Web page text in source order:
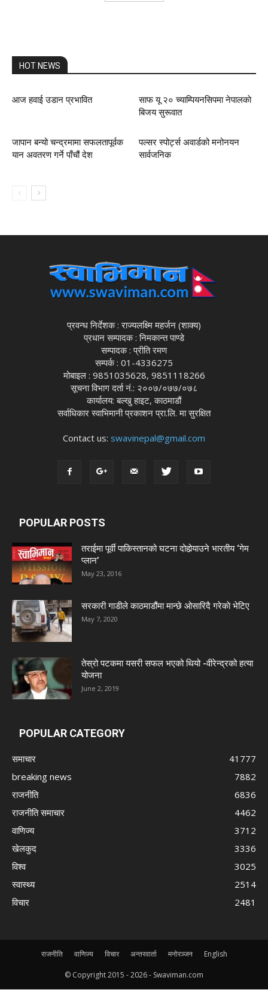
HOT NEWS
आज हवाई उडान प्रभावित
साफ यू २० च्याम्पियनसिपमा नेपालकाे
बिजय सुरूवात
जापान बन्यो चन्द्रमामा सफलतापूर्वक
यान अवतरण गर्ने पाँचौं देश
पल्सर स्पोर्ट्स अवार्डको मनोनयन
सार्वजनिक
प्रवन्ध निर्देशक : राज्यलक्ष्मि महर्जन (शाक्य)
प्रधान सम्पादक : निमकान्त पाण्डे
सम्पादक : प्रीति रमण
सम्पर्क : 01-4336275
मोबाइल : 9851035628, 9851118266
सूचना विभाग दर्ता नं.: २००७/०७७/०७८
कार्यालय: बल्खु हाइट, काठमाडौं
सर्वाधिकार स्वाभिमानी प्रकाशन प्रा.लि. मा सुरक्षित
Contact us: swavinepal@gmail.com
POPULAR POSTS
तराईमा पूर्वी पाकिस्तानको घटना दोहोर्‍याउने भारतीय ‘गेम
प्लान’
May 23, 2016
सरकारी गाडीले काठमाडौंमा मान्छे ओसारिदै गरेकाे भेटिए
May 7, 2020
तेस्रो पटकमा यसरी सफल भएको थियो -वीरेन्द्रको हत्या
योजना
June 2, 2019
POPULAR CATEGORY
समाचार
41777
breaking news
7882
राजनीति
6836
राजनीति समाचार
4462
वाणिज्य
3712
खेलकुद
3336
विश्व
3025
स्वास्थ्य
2514
विचार
2481
राजनीति वाणिज्य विचार अन्तरवार्ता मनोरञ्जन English
© Copyright 2015 -2026 - Swaviman.com